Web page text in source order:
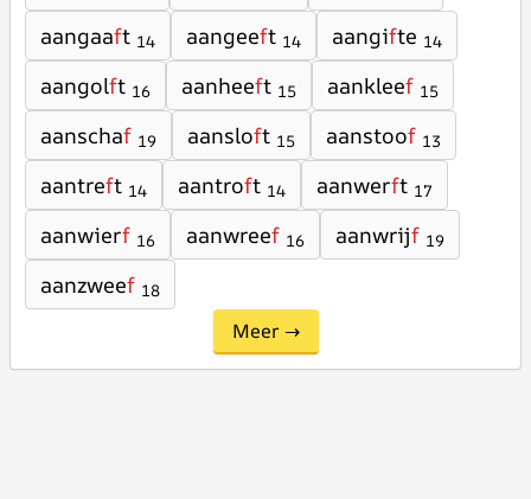
aangaaft 14 aangeeft 14 aangifte 14
aangolft 16 aanheeft 15 aankleef 15
aanschaf 19 aansloft 15 aanstoof 13
aantreft 14 aantroft 14 aanwerft 17
aanwierf 16 aanwreef 16 aanwrijf 19
aanzweef 18
Meer →